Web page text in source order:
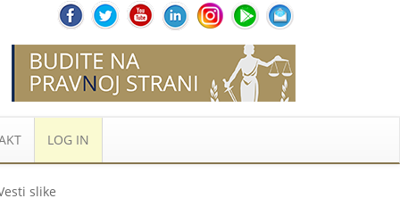
LOG IN